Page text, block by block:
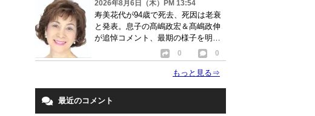
2026年8月6日（木）PM 13:54
寿美花代が94歳で死去、死因は老衰
と発表。息子の髙嶋政宏＆髙嶋政伸
が追悼コメント、最期の様子を明か
0 0
もっと見る⇒
最近のコメント